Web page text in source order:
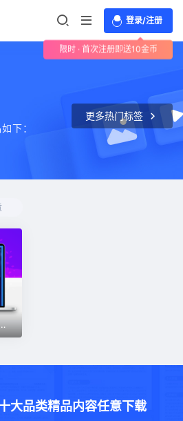
登录/注册
限时 · 首次注册即送10金币
下：
更多热门标签
果ios玄武毕业精练多魂石高修凤凰
大品类精品内容任意下载